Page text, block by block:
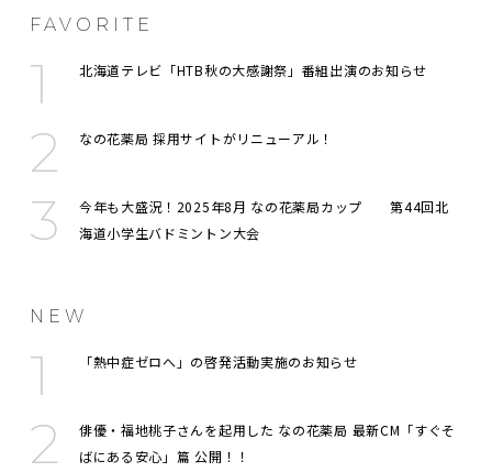
FAVORITE
北海道テレビ「HTB秋の大感謝祭」番組出演のお知らせ
なの花薬局 採用サイトがリニューアル！
今年も大盛況！2025年8月 なの花薬局カップ 第44回北
海道小学生バドミントン大会
NEW
「熱中症ゼロへ」の啓発活動実施のお知らせ
俳優・福地桃子さんを起用した なの花薬局 最新CM「すぐそ
ばにある安心」篇 公開！！